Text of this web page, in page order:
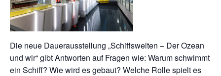
Die neue Dauerausstellung „Schiffswelten – Der Ozean
und wir“ gibt Antworten auf Fragen wie: Warum schwimmt
ein Schiff? Wie wird es gebaut? Welche Rolle spielt es